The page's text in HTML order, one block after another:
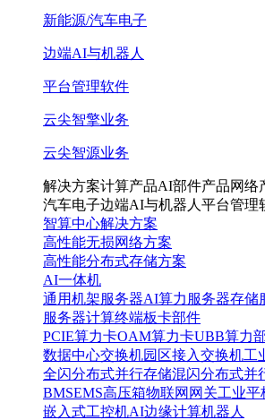
新能源/汽车电子
边端AI与机器人
平台管理软件
云尖智擎业务
云尖智源业务
解决方案计算产品AI部件产品网络
汽车电子边端AI与机器人 平台管理
智算中心解决方案
高性能无损网络方案
高性能分布式存储方案
AI一体机
通用机架服务器AI算力服务器存储
服务器计算终端板卡部件
PCIE算力卡OAM算力卡UBB算力
数据中心交换机园区接入交换机工
全闪分布式并行存储混闪分布式并
BMSEMS高压箱物联网网关工业平
嵌入式工控机AI边缘计算机器人